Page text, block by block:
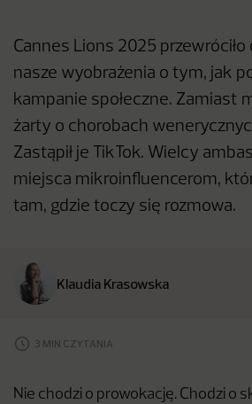
Cannes Lions 2025
nasze wyobrażenia o tym, jak
kampanie społeczne. Zamiast
żarty o chorobach
Zastąpił je TikTok. Wielcy
miejsca mikroinfluencerom,
tam, gdzie toczy się rozmowa.
Klaudia Krasowska
3 MIN CZYTANIA
Nie chodzi o prowokację. Chodzi o